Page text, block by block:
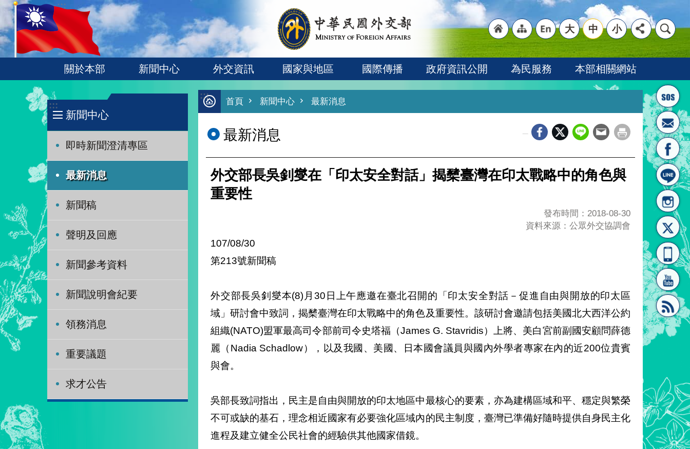
跳到主要內容區塊
:::
首頁
結]"
"網
站導
[連
"英
文語
大 中 小
關於本部 新聞中心 外交資訊 國家與地區 國際傳播 政府資訊公開 為民服務 本部相關網站
:::
新聞中心
即時新聞澄清專區
最新消息
新聞稿
聲明及回應
新聞參考資料
新聞說明會紀要
領務消息
重要議題
求才公告
:::
首頁 新聞中心 最新消息
最新消息
外交部長吳釗燮在「印太安全對話」揭櫫臺灣在印太戰略中的角色與
重要性
發布時間：2018-08-30
資料來源：公眾外交協調會
107/08/30
第213號新聞稿
外交部長吳釗燮本(8)月30日上午應邀在臺北召開的「印太安全對話－促進自由與開放的印太區
域」研討會中致詞，揭櫫臺灣在印太戰略中的角色及重要性。該研討會邀請包括美國北大西洋公約
組織(NATO)盟軍最高司令部前司令史塔福（James G. Stavridis）上將、美白宮前副國安顧問薛德
麗（Nadia Schadlow），以及我國、美國、日本國會議員與國內外學者專家在內的近200位貴賓
與會。
吳部長致詞指出，民主是自由與開放的印太地區中最核心的要素，亦為建構區域和平、穩定與繁榮
不可或缺的基石，理念相近國家有必要強化區域內的民主制度，臺灣已準備好隨時提供自身民主化
進程及建立健全公民社會的經驗供其他國家借鏡。